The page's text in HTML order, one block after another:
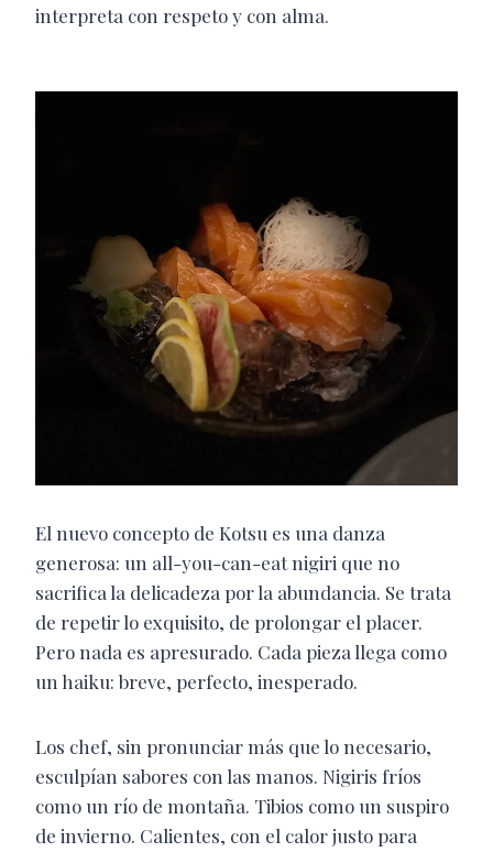
interpreta con respeto y con alma.
El nuevo concepto de Kotsu es una danza
generosa: un all-you-can-eat nigiri que no
sacrifica la delicadeza por la abundancia. Se trata
de repetir lo exquisito, de prolongar el placer.
Pero nada es apresurado. Cada pieza llega como
un haiku: breve, perfecto, inesperado.
Los chef, sin pronunciar más que lo necesario,
esculpían sabores con las manos. Nigiris fríos
como un río de montaña. Tibios como un suspiro
de invierno. Calientes, con el calor justo para